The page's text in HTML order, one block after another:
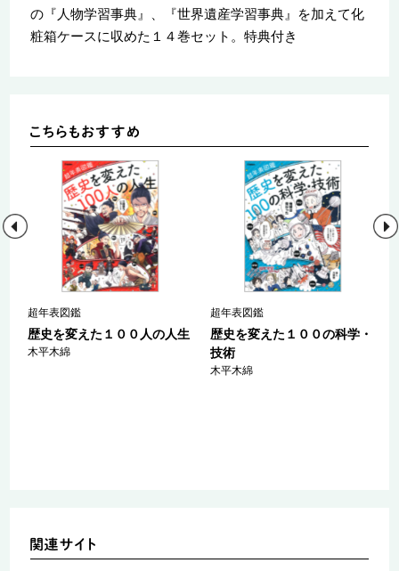
の『人物学習事典』、『世界遺産学習事典』を加えて化
粧箱ケースに収めた１４巻セット。特典付き
超年表図鑑
歴史を変えた１００人の人生
木平木綿
超年表図鑑
歴史を変えた１００の科学・
技術
木平木綿